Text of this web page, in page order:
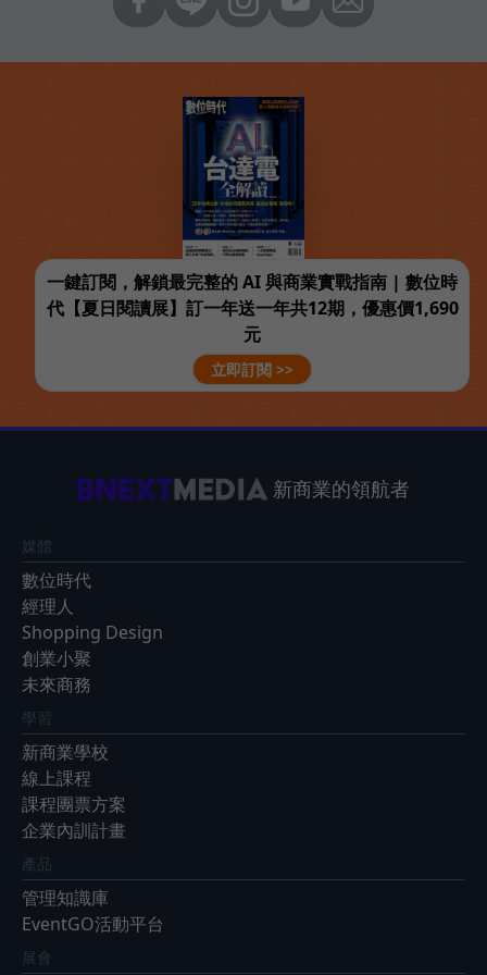
一鍵訂閱，解鎖最完整的 AI 與商業實戰指南 | 數位時
代【夏日閱讀展】訂一年送一年共12期，優惠價1,690
元
立即訂閱 >>
新商業的領航者
媒體
數位時代
經理人
Shopping Design
創業小聚
未來商務
學習
新商業學校
線上課程
課程團票方案
企業內訓計畫
產品
管理知識庫
EventGO活動平台
展會